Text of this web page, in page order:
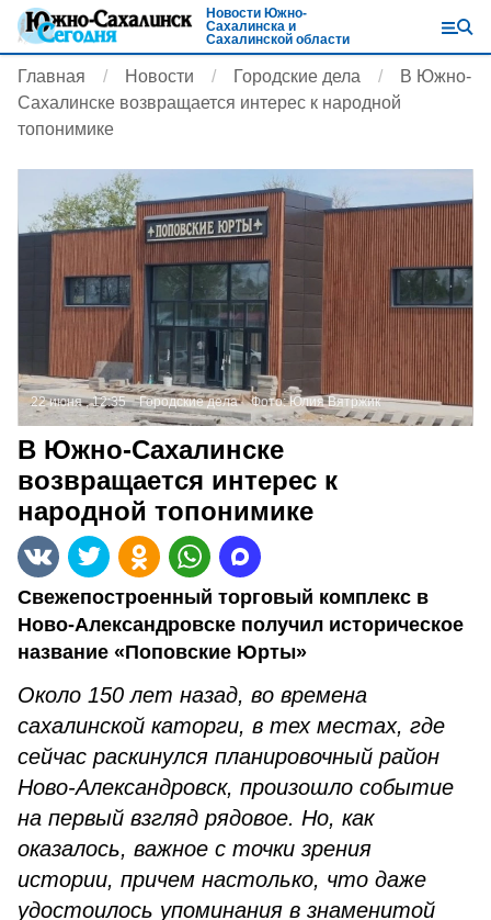
Новости Южно-
Сахалинска и
Сахалинской области
Главная Новости Городские дела
В Южно-
Сахалинске возвращается интерес к народной
топонимике
22 июня , 12:35 Городские дела Фото:Юлия Вятржик
В Южно-Сахалинске
возвращается интерес к
народной топонимике
Свежепостроенный торговый комплекс в
Ново-Александровске получил историческое
название «Поповские Юрты»
Около 150 лет назад, во времена
сахалинской каторги, в тех местах, где
сейчас раскинулся планировочный район
Ново-Александровск, произошло событие
на первый взгляд рядовое. Но, как
оказалось, важное с точки зрения
истории, причем настолько, что даже
удостоилось упоминания в знаменитой